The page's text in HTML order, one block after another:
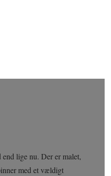
lige nu. Der er malet,
med et vældigt